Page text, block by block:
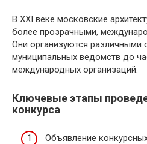
В XXI веке московские
более прозрачными,
Они организуются различными
муниципальных ведомств до
международных организаций.
Ключевые этапы
конкурса
Объявление